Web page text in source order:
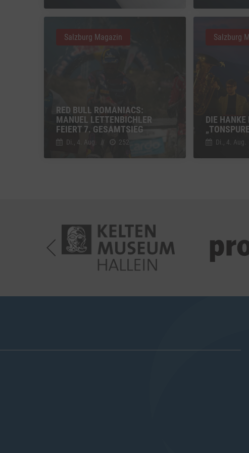
RED BULL ROMANIACS:
MANUEL LETTENBICHLER
FEIERT 7. GESAMTSIEG
Di., 4. Aug. // 252
Salzburg Magazin
DIE HANKE
Di., 4. Aug.
Salzburg
YouTube